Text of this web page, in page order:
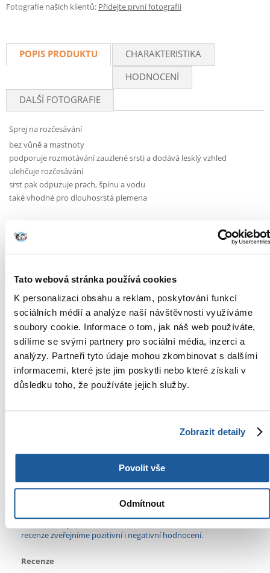
Tato webová stránka používá cookies
K personalizaci obsahu a reklam, poskytování funkcí
sociálních médií a analýze naší návštěvnosti využíváme
soubory cookie. Informace o tom, jak náš web používáte,
sdílíme se svými partnery pro sociální média, inzerci a
analýzy. Partneři tyto údaje mohou zkombinovat s dalšími
informacemi, které jste jim poskytli nebo které získali v
důsledku toho, že používáte jejich služby.
Zobrazit detaily
Povolit vše
Odmítnout
Fotografie našich klientů: Přidejte první fotografii
POPIS PRODUKTU
CHARAKTERISTIKA
HODNOCENÍ
DALŠÍ FOTOGRAFIE
Sprej na rozčesávání
bez vůně a mastnoty
podporuje rozmotávání zauzlené srsti a dodává lesklý vzhled
ulehčuje rozčesávání
srst pak odpuzuje prach, špínu a vodu
také vhodné pro dlouhosrstá plemena
Otázky a odpovědi (FAQ)
Parametry
OBJEM (ML):
URČENÍ: Rozplétací
Jaké jsou zásady recenzí produktů?
Pouze registrovaní zákazníci FERA.SK, kteří si zakoupili tento
recenze zveřejníme pozitivní i negativní hodnocení.
Recenze